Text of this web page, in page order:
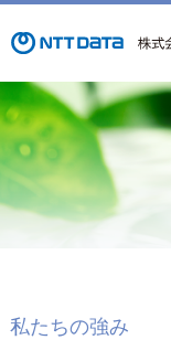
私たちの強み